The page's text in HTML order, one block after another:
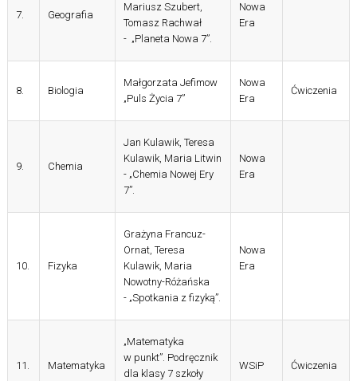
7. Geografia
Mariusz Szubert,
Tomasz Rachwał
- „Planeta Nowa 7”.
Nowa
Era
8. Biologia
Małgorzata Jefimow
„Puls Życia 7”
Nowa
Era
Ćwiczenia
9. Chemia
Jan Kulawik, Teresa
Kulawik, Maria Litwin
- „Chemia Nowej Ery
7”.
Nowa
Era
10. Fizyka
Grażyna Francuz-
Ornat, Teresa
Kulawik, Maria
Nowotny-Różańska
- „Spotkania z fizyką”.
Nowa
Era
11. Matematyka
„Matematyka
w punkt”. Podręcznik
dla klasy 7 szkoły
WSiP Ćwiczenia